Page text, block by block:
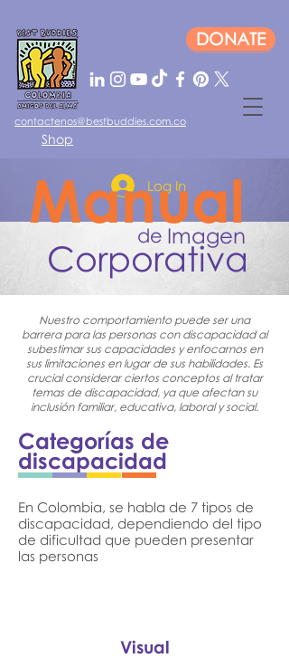
DONATE
contactenos@bestbuddies.com.co
Shop
Log In
Manual
de
Corporativa
Imagen
Nuestro comportamiento puede ser una
barrera para las personas con discapacidad al
subestimar sus capacidades y enfocarnos en
sus limitaciones en lugar de sus habilidades. Es
crucial considerar ciertos conceptos al tratar
temas de discapacidad, ya que afectan su
inclusión familiar, educativa, laboral y social.
Categorías de
discapacidad
En Colombia, se habla de 7 tipos de
discapacidad, dependiendo del tipo
de dificultad que pueden presentar
las personas
Visual